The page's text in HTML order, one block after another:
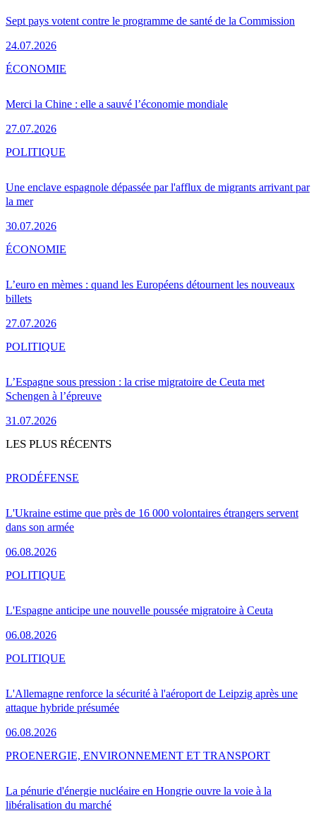
Sept pays votent contre le programme de santé de la Commission
24.07.2026
Merci la Chine : elle a sauvé l’économie mondiale
27.07.2026
ÉCONOMIE
Une enclave espagnole dépassée par l'afflux de migrants arrivant par
la mer
30.07.2026
POLITIQUE
L’euro en mèmes : quand les Européens détournent les nouveaux
billets
27.07.2026
ÉCONOMIE
L’Espagne sous pression : la crise migratoire de Ceuta met
Schengen à l’épreuve
31.07.2026
POLITIQUE
LES PLUS RÉCENTS
L'Ukraine estime que près de 16 000 volontaires étrangers servent
dans son armée
06.08.2026
PRODÉFENSE
L'Espagne anticipe une nouvelle poussée migratoire à Ceuta
06.08.2026
POLITIQUE
L'Allemagne renforce la sécurité à l'aéroport de Leipzig après une
attaque hybride présumée
06.08.2026
POLITIQUE
La pénurie d'énergie nucléaire en Hongrie ouvre la voie à la
libéralisation du marché
PROENERGIE, ENVIRONNEMENT ET TRANSPORT